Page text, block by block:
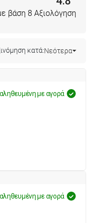
βάση 8 Αξιολόγηση
κατά:Νεότερα
με αγορά
με αγορά